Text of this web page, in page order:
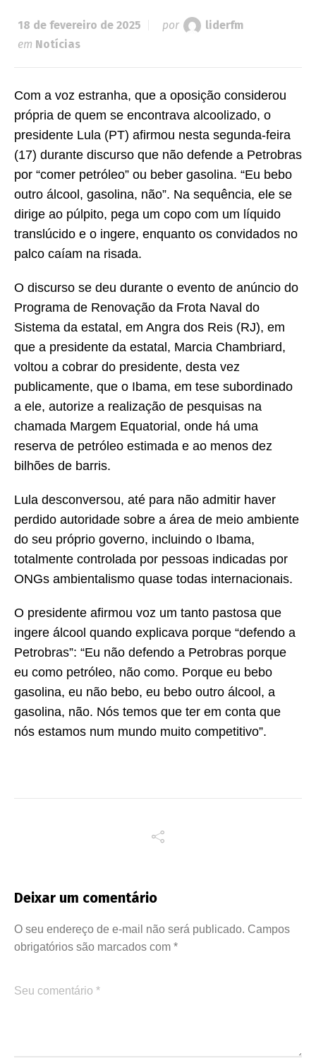
18 de fevereiro de 2025 por
liderfm
em Notícias
Com a voz estranha, que a oposição considerou
própria de quem se encontrava alcoolizado, o
presidente Lula (PT) afirmou nesta segunda-feira
(17) durante discurso que não defende a Petrobras
por “comer petróleo” ou beber gasolina. “Eu bebo
outro álcool, gasolina, não”. Na sequência, ele se
dirige ao púlpito, pega um copo com um líquido
translúcido e o ingere, enquanto os convidados no
palco caíam na risada.
O discurso se deu durante o evento de anúncio do
Programa de Renovação da Frota Naval do
Sistema da estatal, em Angra dos Reis (RJ), em
que a presidente da estatal, Marcia Chambriard,
voltou a cobrar do presidente, desta vez
publicamente, que o Ibama, em tese subordinado
a ele, autorize a realização de pesquisas na
chamada Margem Equatorial, onde há uma
reserva de petróleo estimada e ao menos dez
bilhões de barris.
Lula desconversou, até para não admitir haver
perdido autoridade sobre a área de meio ambiente
do seu próprio governo, incluindo o Ibama,
totalmente controlada por pessoas indicadas por
ONGs ambientalismo quase todas internacionais.
O presidente afirmou voz um tanto pastosa que
ingere álcool quando explicava porque “defendo a
Petrobras”: “Eu não defendo a Petrobras porque
eu como petróleo, não como. Porque eu bebo
gasolina, eu não bebo, eu bebo outro álcool, a
gasolina, não. Nós temos que ter em conta que
nós estamos num mundo muito competitivo”.
Deixar um comentário
O seu endereço de e-mail não será publicado. Campos
obrigatórios são marcados com *